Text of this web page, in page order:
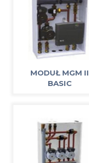
MODUŁ MGM II
BASIC